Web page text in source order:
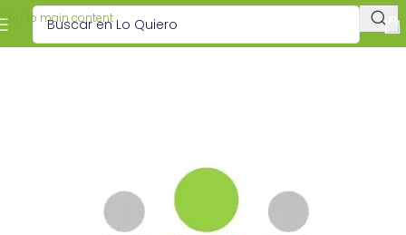
Skip to main content